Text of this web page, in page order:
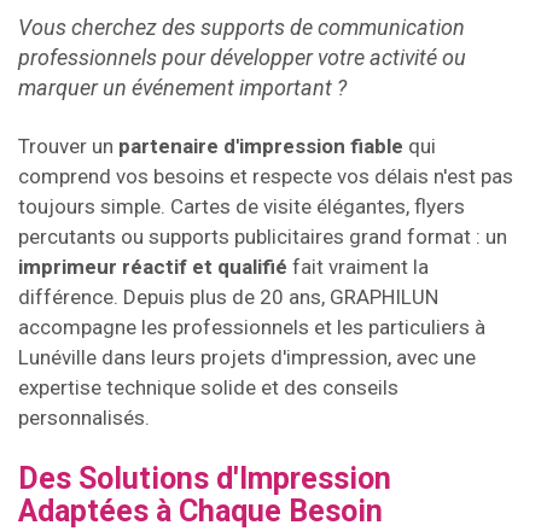
Vous cherchez des supports de communication
professionnels pour développer votre activité ou
marquer un événement important ?
Trouver un partenaire d'impression fiable qui
comprend vos besoins et respecte vos délais n'est pas
toujours simple. Cartes de visite élégantes, flyers
percutants ou supports publicitaires grand format : un
imprimeur réactif et qualifié fait vraiment la
différence. Depuis plus de 20 ans, GRAPHILUN
accompagne les professionnels et les particuliers à
Lunéville dans leurs projets d'impression, avec une
expertise technique solide et des conseils
personnalisés.
Des Solutions d'Impression
Adaptées à Chaque Besoin